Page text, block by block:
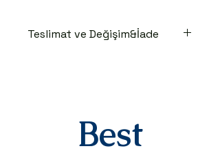
Teslimat ve Değişim&İade
takip numaranız,anlaşmalı kargo
firmamız olan Yurtiçi Kargo
Best